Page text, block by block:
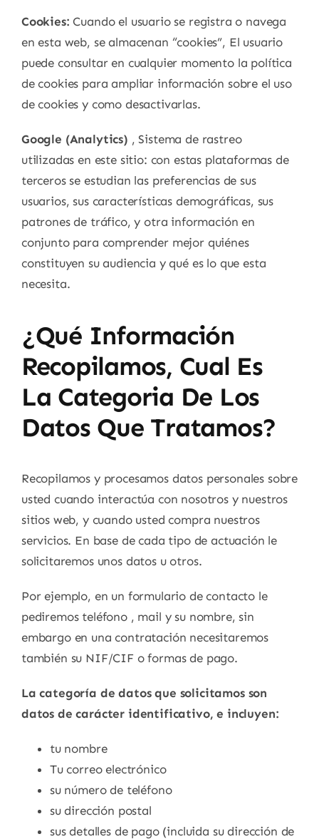
Cookies: Cuando el usuario se registra o navega
en esta web, se almacenan “cookies”, El usuario
puede consultar en cualquier momento la política
de cookies para ampliar información sobre el uso
de cookies y como desactivarlas.
Google (Analytics) , Sistema de rastreo
utilizadas en este sitio: con estas plataformas de
terceros se estudian las preferencias de sus
usuarios, sus características demográficas, sus
patrones de tráfico, y otra información en
conjunto para comprender mejor quiénes
constituyen su audiencia y qué es lo que esta
necesita.
¿Qué Información
Recopilamos, Cual Es
La Categoria De Los
Datos Que Tratamos?
Recopilamos y procesamos datos personales sobre
usted cuando interactúa con nosotros y nuestros
sitios web, y cuando usted compra nuestros
servicios. En base de cada tipo de actuación le
solicitaremos unos datos u otros.
Por ejemplo, en un formulario de contacto le
pediremos teléfono , mail y su nombre, sin
embargo en una contratación necesitaremos
también su NIF/CIF o formas de pago.
La categoría de datos que solicitamos son
datos de carácter identificativo, e incluyen:
tu nombre
Tu correo electrónico
su número de teléfono
su dirección postal
sus detalles de pago (incluida su dirección de